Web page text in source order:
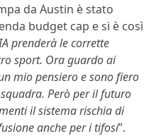
da Austin è stato
budget cap e si è così
prenderà le corrette
sport. Ora guardo ai
mio pensiero e sono fiero
Però per il futuro
il sistema rischia di
anche per i tifosi”.